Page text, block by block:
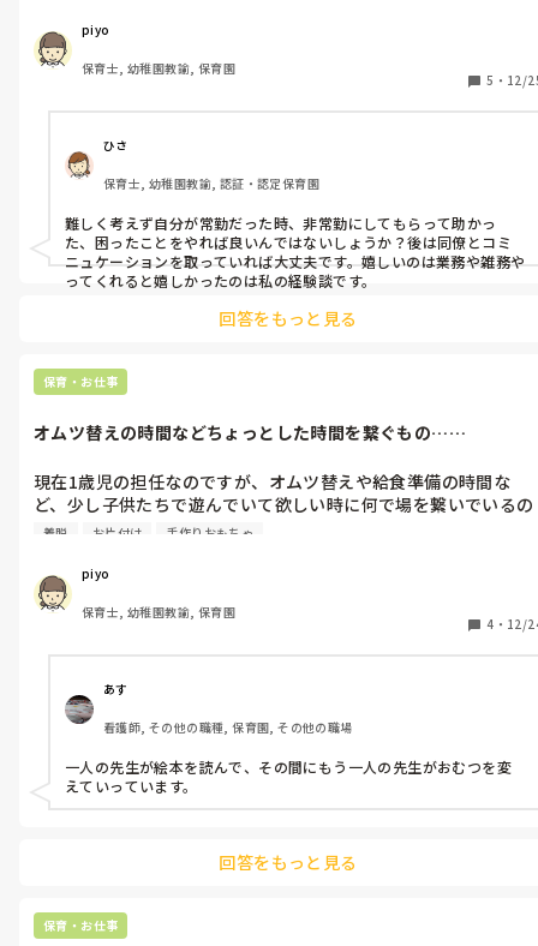
イスを頂けたら幸いです。
piyo
保育士, 幼稚園教諭, 保育園
5 ・ 12/
ひさ
保育士, 幼稚園教諭, 認証・認定保育園
難しく考えず自分が常勤だった時、非常勤にしてもらって助かっ
た、困ったことをやれば良いんではないしょうか？後は同僚とコミ
ニュケーションを取っていれば大丈夫です。嬉しいのは業務や雑務や
ってくれると嬉しかったのは私の経験談です。
回答をもっと見る
保育・お仕事
オムツ替えの時間などちょっとした時間を繋ぐもの……
現在1歳児の担任なのですが、オムツ替えや給食準備の時間な
ど、少し子供たちで遊んでいて欲しい時に何で場を繋いでいるの
か教えていただきたいです。破れない素材の絵本やブロックなど
片付けるのが手間だったりして、何かいいアイデアがあればぜひ
教えてください！
着脱 お片付け 手作りおもちゃ
piyo
保育士, 幼稚園教諭, 保育園
4 ・ 12/
あす
看護師, その他の職種, 保育園, その他の職場
一人の先生が絵本を読んで、その間にもう一人の先生がおむつを変
えていっています。
回答をもっと見る
保育・お仕事